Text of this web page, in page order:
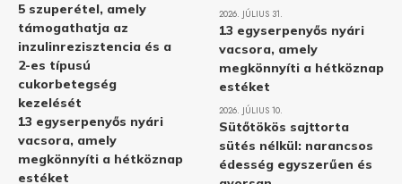
5 szuperétel, amely
támogathatja az
inzulinrezisztencia és a
2-es típusú
cukorbetegség
kezelését
13 egyserpenyős nyári
vacsora, amely
megkönnyíti a hétköznap
estéket
2026. JÚLIUS 31.
13 egyserpenyős nyári
vacsora, amely
megkönnyíti a hétköznap
estéket
2026. JÚLIUS 10.
Sütőtökös sajttorta
sütés nélkül: narancsos
édesség egyszerűen és